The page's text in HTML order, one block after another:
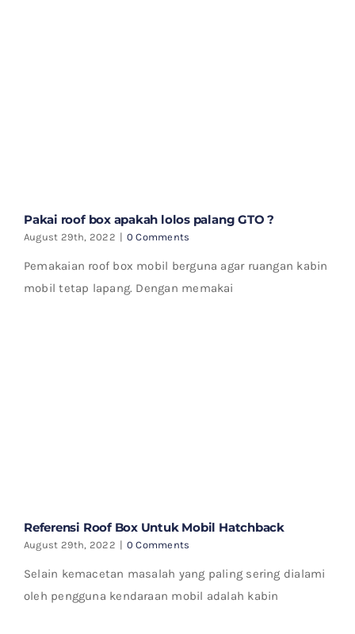
Pakai roof box apakah lolos palang GTO ?
August 29th, 2022 | 0 Comments
Pemakaian roof box mobil berguna agar ruangan kabin
mobil tetap lapang. Dengan memakai
Referensi Roof Box Untuk Mobil Hatchback
August 29th, 2022 | 0 Comments
Selain kemacetan masalah yang paling sering dialami
oleh pengguna kendaraan mobil adalah kabin